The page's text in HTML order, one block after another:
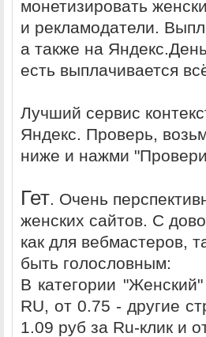
монетизировать
и рекламодатели.
а также на
есть выплачивается
Лучший сервис
Яндекс. Проверь,
ниже и нажми
Гет. Очень
женских сайтов. С
как для вебмастеров,
быть голословным:
В категории
RU, от 0.75 - другие
1.09 руб за Ru-клик и